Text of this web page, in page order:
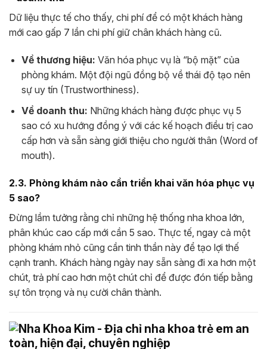
Dữ liệu thực tế cho thấy, chi phí để có một khách hàng
mới cao gấp 7 lần chi phí giữ chân khách hàng cũ.
Về thương hiệu: Văn hóa phục vụ là “bộ mặt” của
phòng khám. Một đội ngũ đồng bộ về thái độ tạo nên
sự uy tín (Trustworthiness).
Về doanh thu: Những khách hàng được phục vụ 5
sao có xu hướng đồng ý với các kế hoạch điều trị cao
cấp hơn và sẵn sàng giới thiệu cho người thân (Word of
mouth).
2.3. Phòng khám nào cần triển khai văn hóa phục vụ
5 sao?
Đừng lầm tưởng rằng chỉ những hệ thống nha khoa lớn,
phân khúc cao cấp mới cần 5 sao. Thực tế, ngay cả một
phòng khám nhỏ cũng cần tinh thần này để tạo lợi thế
cạnh tranh. Khách hàng ngày nay sẵn sàng đi xa hơn một
chút, trả phí cao hơn một chút chỉ để được đón tiếp bằng
sự tôn trọng và nụ cười chân thành.